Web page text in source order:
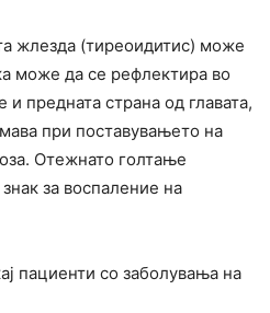
жлезда (тиреоидитис) може
може да се рефлектира во
и предната страна од главата,
при поставувањето на
Отежнато голтање
за воспаление на
пациенти со заболувања на